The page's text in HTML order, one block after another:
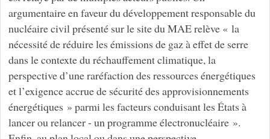
argumentaire en faveur du développement responsable du
nucléaire civil présenté sur le site du MAE relève « la
nécessité de réduire les émissions de gaz à effet de serre
dans le contexte du réchauffement climatique, la
perspective d’une raréfaction des ressources énergétiques
et l’exigence accrue de sécurité des approvisionnements
énergétiques » parmi les facteurs conduisant les États à
lancer ou relancer - un programme électronucléaire ».